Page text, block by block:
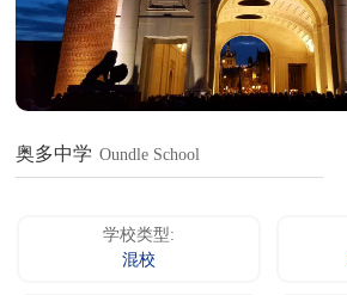
奥多中学 Oundle School
学校类型:
混校